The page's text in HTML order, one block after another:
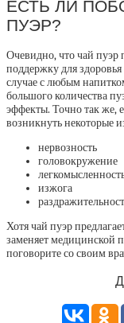
ЕСТЬ ЛИ
ПУЭР?
Очевидно, что чай пуэр
поддержку для здоровья
случае с любым
большого количества
эффекты. Точно так же,
возникнуть некоторые
нервозность
головокружение
изжога
Хотя чай пуэр
заменяет медицинской
поговорите со своим